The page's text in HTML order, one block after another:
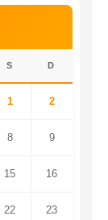
S D
1 2
8 9
15 16
22 23